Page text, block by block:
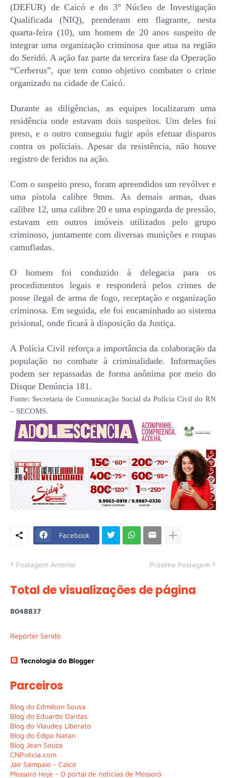
(DEFUR) de Caicó e do 3° Núcleo de Investigação
Qualificada (NIQ), prenderam em flagrante, nesta
quarta-feira (10), um homem de 20 anos suspeito de
integrar uma organização criminosa que atua na região
do Seridó. A ação faz parte da terceira fase da Operação
“Cerberus”, que tem como objetivo combater o crime
organizado na cidade de Caicó.
Durante as diligências, as equipes localizaram uma
residência onde estavam dois suspeitos. Um deles foi
preso, e o outro conseguiu fugir após efetuar disparos
contra os policiais. Apesar da resistência, não houve
registro de feridos na ação.
Com o suspeito preso, foram apreendidos um revólver e
uma pistola calibre 9mm. As demais armas, duas
calibre 12, uma calibre 20 e uma espingarda de pressão,
estavam em outros imóveis utilizados pelo grupo
criminoso, juntamente com diversas munições e roupas
camufladas.
O homem foi conduzido à delegacia para os
procedimentos legais e responderá pelos crimes de
posse ilegal de arma de fogo, receptação e organização
criminosa. Em seguida, ele foi encaminhado ao sistema
prisional, onde ficará à disposição da Justiça.
A Polícia Civil reforça a importância da colaboração da
população no combate à criminalidade. Informações
podem ser repassadas de forma anônima por meio do
Disque Denúncia 181.
Fonte: Secretaria de Comunicação Social da Polícia Civil do RN
– SECOMS.
Facebook
Postagem Anterior Próxima Postagem
Total de visualizações de página
8048837
Repórter Seridó
Tecnologia do Blogger
Parceiros
Blog do Edmilson Sousa
Blog do Eduardo Dantas
Blog do Vlaudey Liberato
Blog do Édipo Natan
Blog Jean Souza
CNPolícia.com
Jair Sampaio - Caicó
Mossoró Hoje - O portal de notícias de Mossoró